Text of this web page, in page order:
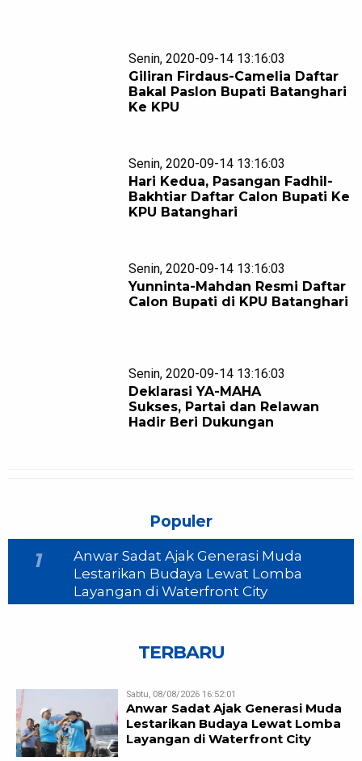
Senin, 2020-09-14 13:16:03
Giliran Firdaus-Camelia Daftar
Bakal Paslon Bupati Batanghari
Ke KPU
Senin, 2020-09-14 13:16:03
Hari Kedua, Pasangan Fadhil-
Bakhtiar Daftar Calon Bupati Ke
KPU Batanghari
Senin, 2020-09-14 13:16:03
Yunninta-Mahdan Resmi Daftar
Calon Bupati di KPU Batanghari
Senin, 2020-09-14 13:16:03
Deklarasi YA-MAHA
Sukses, Partai dan Relawan
Hadir Beri Dukungan
Populer
1
Anwar Sadat Ajak Generasi Muda
Lestarikan Budaya Lewat Lomba
Layangan di Waterfront City
TERBARU
Sabtu, 08/08/2026 16:52:01
Anwar Sadat Ajak Generasi Muda
Lestarikan Budaya Lewat Lomba
Layangan di Waterfront City